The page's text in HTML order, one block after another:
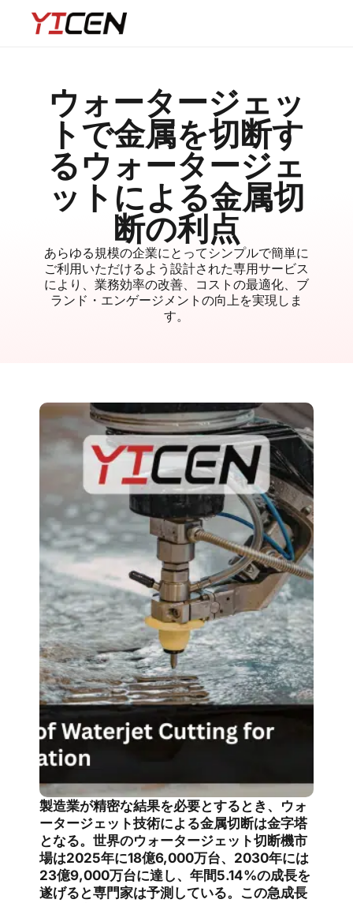
ウォータージェッ
トで金属を切断す
るウォータージェ
ットによる金属切
断の利点
あらゆる規模の企業にとってシンプルで簡単に
ご利用いただけるよう設計された専用サービス
により、業務効率の改善、コストの最適化、ブ
ランド・エンゲージメントの向上を実現しま
す。
製造業が精密な結果を必要とするとき、ウォ
ータージェット技術による金属切断は金字塔
となる。世界のウォータージェット切断機市
場は2025年に18億6,000万台、2030年には
23億9,000万台に達し、年間5.14%の成長を
遂げると専門家は予測している。この急成長